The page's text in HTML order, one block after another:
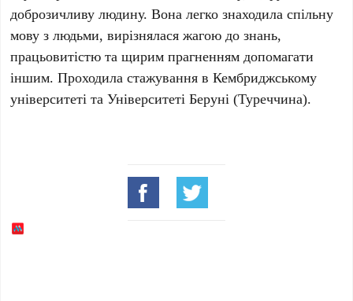
доброзичливу людину. Вона легко знаходила спільну
мову з людьми, вирізнялася жагою до знань,
працьовитістю та щирим прагненням допомагати
іншим. Проходила стажування вКембриджському
університеті таУніверситеті Беруні (Туреччина).